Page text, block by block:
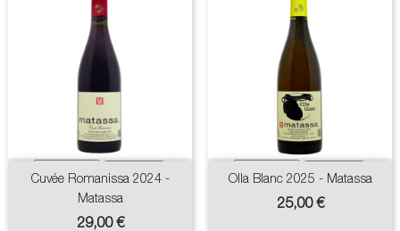
Cuvée Romanissa 2024 -
Matassa
Prix
29,00 €
Olla Blanc 2025 - Matassa
Prix
25,00 €